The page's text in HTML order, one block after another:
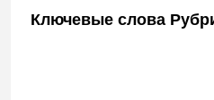
Ключевые слова